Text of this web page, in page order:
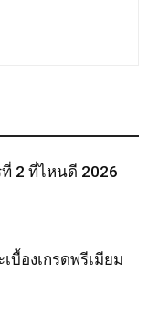
2 ที่ไหนดี 2026
บื้องเกรดพรีเมียม